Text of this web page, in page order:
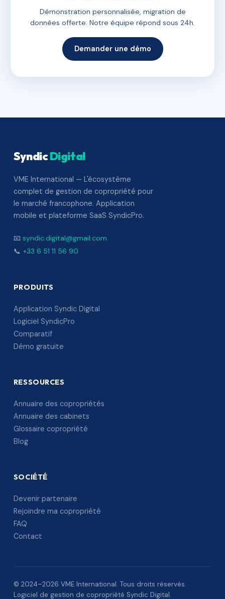
Démonstration personnalisée, migration de
données offerte. Notre équipe répond sous 24h.
Demander une démo
SyndicDigital
VME International — L'écosystème
complet de gestion de copropriété pour
le marché francophone. Application
mobile et plateforme SaaS SyndicPro.
📧 syndic.digital@gmail.com
📞 +33 6 51 11 56 90
PRODUITS
Application Syndic Digital
Logiciel SyndicPro
Comparatif
Démo gratuite
RESSOURCES
Annuaire des copropriétés
Annuaire des cabinets
Glossaire copropriété
Blog
SOCIÉTÉ
Devenir partenaire
Rejoindre ma copropriété
FAQ
Contact
© 2024–2026 VME International. Tous droits réservés.
Logiciel de gestion de copropriété Syndic Digital.